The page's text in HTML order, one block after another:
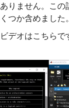
りません。この
つか含めました。
デオはこちらで